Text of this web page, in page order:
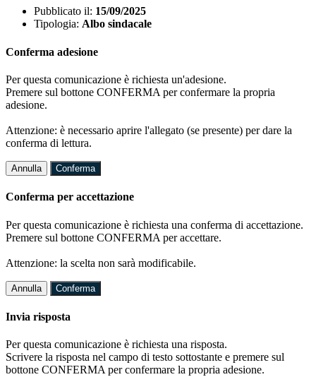
Pubblicato il: 15/09/2025
Tipologia: Albo sindacale
Conferma adesione
Per questa comunicazione è richiesta un'adesione.
Premere sul bottone CONFERMA per confermare la propria
adesione.
Attenzione: è necessario aprire l'allegato (se presente) per dare la
conferma di lettura.
Annulla Conferma
Conferma per accettazione
Per questa comunicazione è richiesta una conferma di accettazione.
Premere sul bottone CONFERMA per accettare.
Attenzione: la scelta non sarà modificabile.
Annulla Conferma
Invia risposta
Per questa comunicazione è richiesta una risposta.
Scrivere la risposta nel campo di testo sottostante e premere sul
bottone CONFERMA per confermare la propria adesione.